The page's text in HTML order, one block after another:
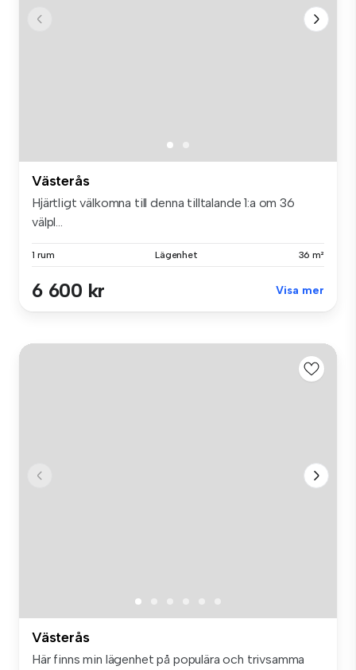
Västerås
Hjärtligt välkomna till denna tilltalande 1:a om 36
välpl...
1 rum Lägenhet 36 m²
6 600 kr Visa mer
Västerås
Här finns min lägenhet på populära och trivsamma